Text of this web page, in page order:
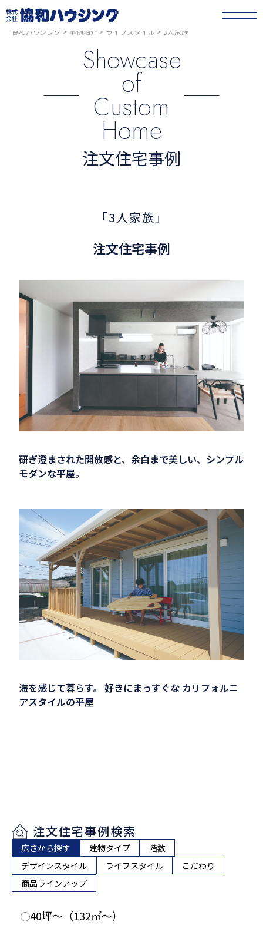
協和ハウジング > 事例紹介 > ライフスタイル > 3人家族
Showcase
of
Custom
Home
注文住宅事例
「3人家族」
注文住宅事例
研ぎ澄まされた開放感と、余白まで美しい、シンプル
モダンな平屋。
海を感じて暮らす。 好きにまっすぐな カリフォルニ
アスタイルの平屋
注文住宅事例検索
広さから探す 建物タイプ
階数
デザインスタイル
ライフスタイル
こだわり
商品ラインアップ
40坪〜（132㎡〜）